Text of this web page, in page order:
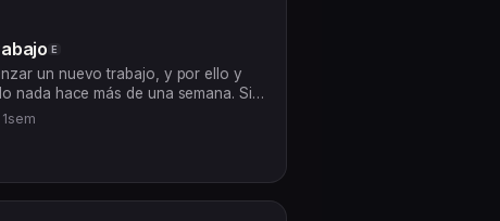
E
un nuevo trabajo, y por ello y
nada hace más de una semana. Si
escucha que te lo cuento..